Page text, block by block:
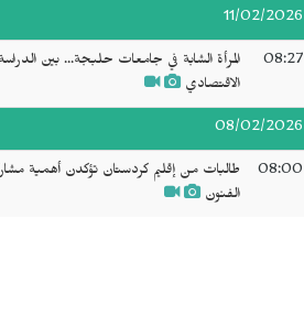
11/02/2026
08:27
المرأة الشابة في جامعات حلبجة... بين
الاقتصادي
08/02/2026
08:00
طالبات من إقليم كردستان تؤكدن أهمية
الفنون